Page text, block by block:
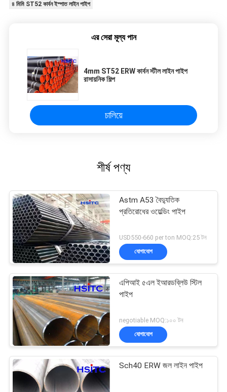
৪ মিমি ST52 কার্বন ইস্পাত লাইন পাইপ
এর সেরা মূল্য পান
4mm ST52 ERW কার্বন স্টীল লাইন পাইপ
রাসায়নিক শিল্প
চালিয়ে
শীর্ষ পণ্য
Astm A53 বৈদ্যুতিক
প্রতিরোধের ওয়েল্ডিং পাইপ
USD550-660 per ton MOQ:25 টন
যোগাযোগ
এপিআই ৫এল ইআরডব্লিউ স্টিল
পাইপ
negotiable MOQ:১০০ টন
যোগাযোগ
Sch40 ERW জল লাইন পাইপ